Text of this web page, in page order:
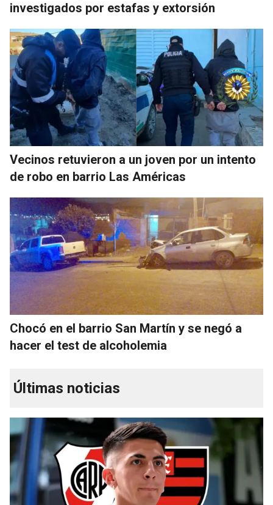
investigados por estafas y extorsión
Vecinos retuvieron a un joven por un intento
de robo en barrio Las Américas
Chocó en el barrio San Martín y se negó a
hacer el test de alcoholemia
Últimas noticias